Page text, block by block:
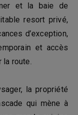
et la baie de
resort privé,
d’exception,
et accès
route.
la propriété
qui mène à